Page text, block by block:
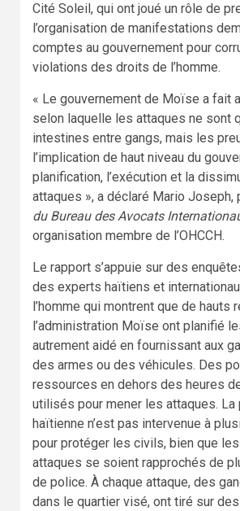
Cité Soleil, qui ont joué un rôle de
l’organisation de manifestations
comptes au gouvernement pour
violations des droits de l’homme.
« Le gouvernement de Moïse a fait
selon laquelle les attaques ne sont
intestines entre gangs, mais les
l’implication de haut niveau du
planification, l’exécution et la
attaques », a déclaré Mario Joseph,
du Bureau des Avocats
organisation membre de l’OHCCH.
Le rapport s’appuie sur des
des experts haïtiens et
l’homme qui montrent que de hauts
l’administration Moïse ont planifié
autrement aidé en fournissant aux
des armes ou des véhicules. Des
ressources en dehors des heures
utilisés pour mener les attaques. La
haïtienne n’est pas intervenue à
pour protéger les civils, bien que
attaques se soient rapprochés de
de police. À chaque attaque, des
dans le quartier visé, ont tiré sur